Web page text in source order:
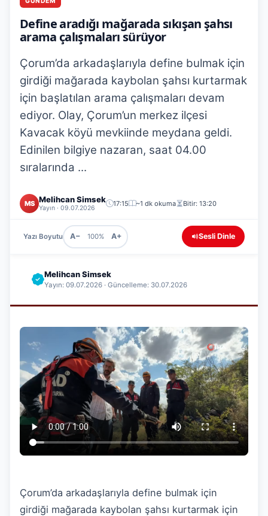
Define aradığı mağarada sıkışan şahsı
arama çalışmaları sürüyor
Çorum’da arkadaşlarıyla define bulmak için
girdiği mağarada kaybolan şahsı kurtarmak
için başlatılan arama çalışmaları devam
ediyor. Olay, Çorum’un merkez ilçesi
Kavacak köyü mevkiinde meydana geldi.
Edinilen bilgiye nazaran, saat 04.00
sıralarında ...
MS Melihcan Simsek
Yayın · 09.07.2026
17:15 ~1 dk okuma Bitir: 13:20
Yazı Boyutu A− 100% A+ Sesli Dinle
Melihcan Simsek
Yayın: 09.07.2026 · Güncelleme: 30.07.2026
Çorum’da arkadaşlarıyla define bulmak için
girdiği mağarada kaybolan şahsı kurtarmak için